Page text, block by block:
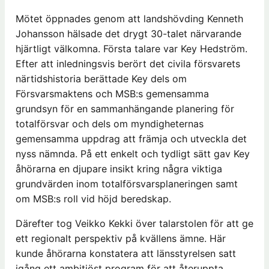
Mötet öppnades genom att landshövding Kenneth
Johansson hälsade det drygt 30-talet närvarande
hjärtligt välkomna. Första talare var Key Hedström.
Efter att inledningsvis berört det civila försvarets
närtidshistoria berättade Key dels om
Försvarsmaktens och MSB:s gemensamma
grundsyn för en sammanhängande planering för
totalförsvar och dels om myndigheternas
gemensamma uppdrag att främja och utveckla det
nyss nämnda. På ett enkelt och tydligt sätt gav Key
åhörarna en djupare insikt kring några viktiga
grundvärden inom totalförsvarsplaneringen samt
om MSB:s roll vid höjd beredskap.
Därefter tog Veikko Kekki över talarstolen för att ge
ett regionalt perspektiv på kvällens ämne. Här
kunde åhörarna konstatera att länsstyrelsen satt